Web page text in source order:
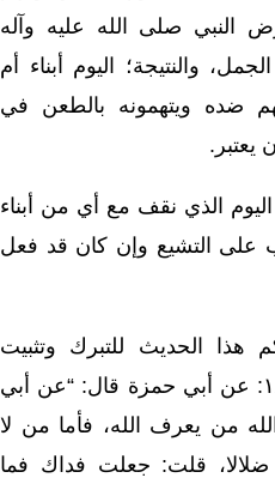
النبي صلى الله عليه وآله
والنتيجة؛ اليوم أبناء أم
ضده ويتهمونه بالطعن في
يعتبر.
الذي نقف مع أي من أبناء
التشيع وإن كان قد فعل
هذا الحديث للتبرك وتثبيت
العقيدة: في الكافي ج١ ص١٨١: عن أبي حمزة قال: “عن أبي
من يعرف الله، فأما من لا
ضلالا، قلت: جعلت فداك فما